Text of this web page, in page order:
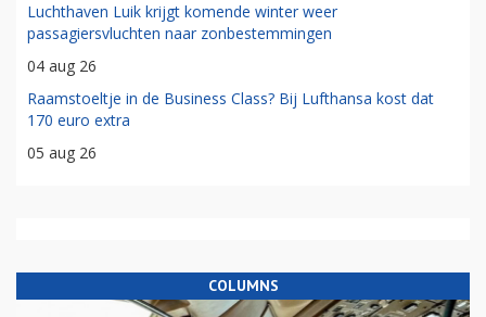
Luchthaven Luik krijgt komende winter weer
passagiersvluchten naar zonbestemmingen
04 aug 26
Raamstoeltje in de Business Class? Bij Lufthansa kost dat
170 euro extra
05 aug 26
COLUMNS